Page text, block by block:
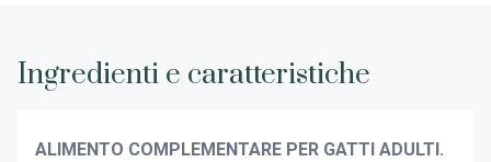
Ingredienti e caratteristiche
ALIMENTO COMPLEMENTARE PER GATTI ADULTI.